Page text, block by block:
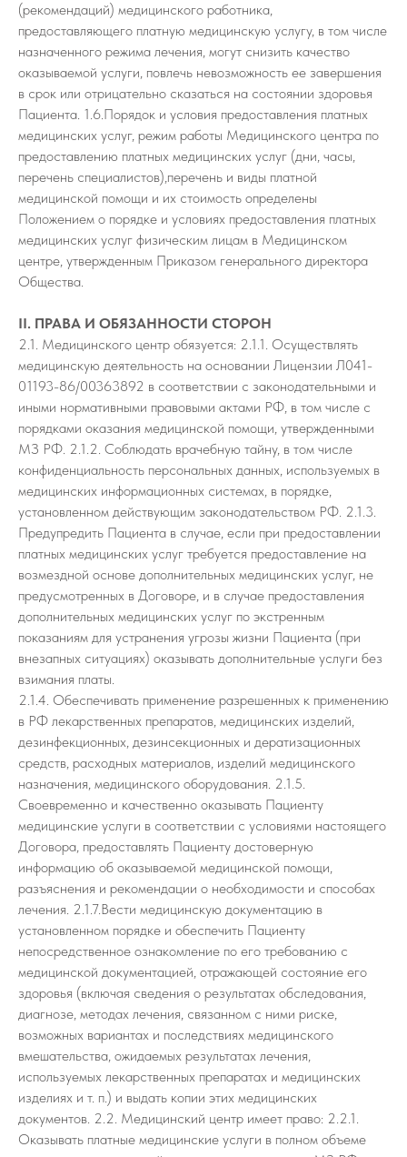
(рекомендаций) медицинского работника,
предоставляющего платную медицинскую услугу, в том числе
назначенного режима лечения, могут снизить качество
оказываемой услуги, повлечь невозможность ее завершения
в срок или отрицательно сказаться на состоянии здоровья
Пациента. 1.6.Порядок и условия предоставления платных
медицинских услуг, режим работы Медицинского центра по
предоставлению платных медицинских услуг (дни, часы,
перечень специалистов),перечень и виды платной
медицинской помощи и их стоимость определены
Положением о порядке и условиях предоставления платных
медицинских услуг физическим лицам в Медицинском
центре, утвержденным Приказом генерального директора
Общества.
II. ПРАВА И ОБЯЗАННОСТИ СТОРОН
2.1. Медицинского центр обязуется: 2.1.1. Осуществлять
медицинскую деятельность на основании Лицензии Л041-
01193-86/00363892 в соответствии с законодательными и
иными нормативными правовыми актами РФ, в том числе с
порядками оказания медицинской помощи, утвержденными
МЗ РФ. 2.1.2. Соблюдать врачебную тайну, в том числе
конфиденциальность персональных данных, используемых в
медицинских информационных системах, в порядке,
установленном действующим законодательством РФ. 2.1.3.
Предупредить Пациента в случае, если при предоставлении
платных медицинских услуг требуется предоставление на
возмездной основе дополнительных медицинских услуг, не
предусмотренных в Договоре, и в случае предоставления
дополнительных медицинских услуг по экстренным
показаниям для устранения угрозы жизни Пациента (при
внезапных ситуациях) оказывать дополнительные услуги без
взимания платы.
2.1.4. Обеспечивать применение разрешенных к применению
в РФ лекарственных препаратов, медицинских изделий,
дезинфекционных, дезинсекционных и дератизационных
средств, расходных материалов, изделий медицинского
назначения, медицинского оборудования. 2.1.5.
Своевременно и качественно оказывать Пациенту
медицинские услуги в соответствии с условиями настоящего
Договора, предоставлять Пациенту достоверную
информацию об оказываемой медицинской помощи,
разъяснения и рекомендации о необходимости и способах
лечения. 2.1.7.Вести медицинскую документацию в
установленном порядке и обеспечить Пациенту
непосредственное ознакомление по его требованию с
медицинской документацией, отражающей состояние его
здоровья (включая сведения о результатах обследования,
диагнозе, методах лечения, связанном с ними риске,
возможных вариантах и последствиях медицинского
вмешательства, ожидаемых результатах лечения,
используемых лекарственных препаратах и медицинских
изделиях и т. п.) и выдать копии этих медицинских
документов. 2.2. Медицинский центр имеет право: 2.2.1.
Оказывать платные медицинские услуги в полном объеме